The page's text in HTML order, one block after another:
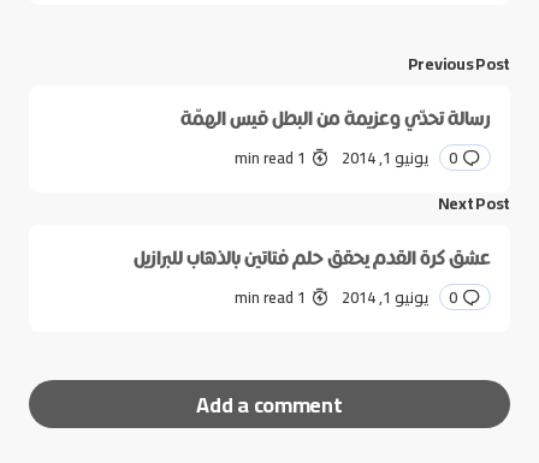
Previous Post
رسالة تحدّي وعزيمة من البطل قيس الهمّة
0 يونيو 1, 2014 1 min read
Next Post
عشق كرة القدم يحقق حلم فتاتين بالذهاب للبرازيل
0 يونيو 1, 2014 1 min read
Add a comment